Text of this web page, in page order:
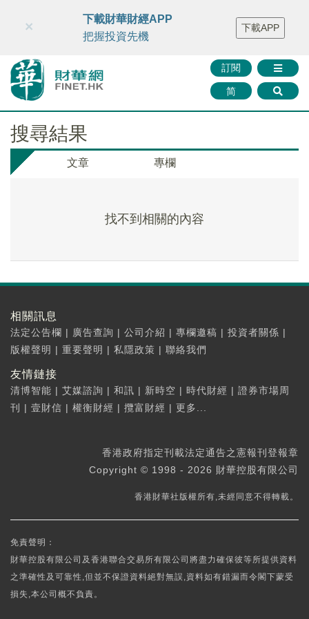
財華智庫網 FINTV FINMETA 財華證券 媒體矩陣
智庫沙龍
聯絡我們
訂閱
简
×
下載財華財經APP
把握投資先機
下載APP
搜尋結果
文章 專欄
找不到相關的內容
相關訊息
法定公告欄 | 廣告查詢 | 公司介紹 | 專欄邀稿 | 投資者關係 |
版權聲明 | 重要聲明 | 私隱政策 | 聯絡我們
友情鏈接
清博智能 | 艾媒諮詢 | 和訊 | 新時空 | 時代財經 | 證券市場周
刊
| 壹財信 | 權衡財經 | 攬富財經 | 更多...
香港政府指定刊載法定通告之憲報刊登報章
Copyright © 1998 - 2026 財華控股有限公司
香港財華社版權所有,未經同意不得轉載。
免責聲明：
財華控股有限公司及香港聯合交易所有限公司將盡力確保彼等所提供資料
之準確性及可靠性,但並不保證資料絕對無誤,資料如有錯漏而令閣下蒙受
損失,本公司概不負責。